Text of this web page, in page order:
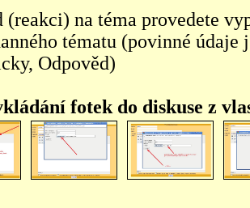
(reakci) na téma provedete
tématu (povinné údaje
Odpověd)
fotek do diskuse z